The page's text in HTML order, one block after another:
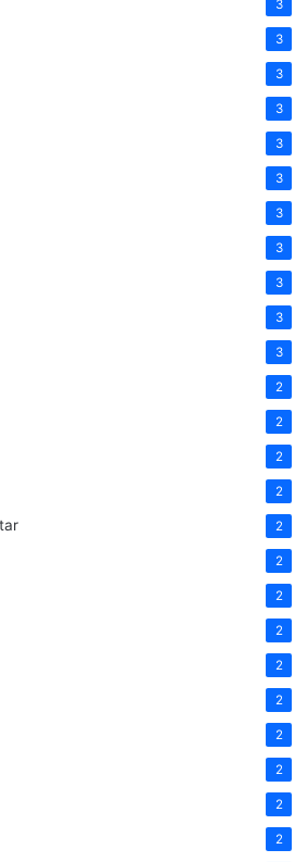
3
3
3
3
3
3
3
3
3
3
3
2
2
2
2
2
2
2
2
2
2
2
2
2
2